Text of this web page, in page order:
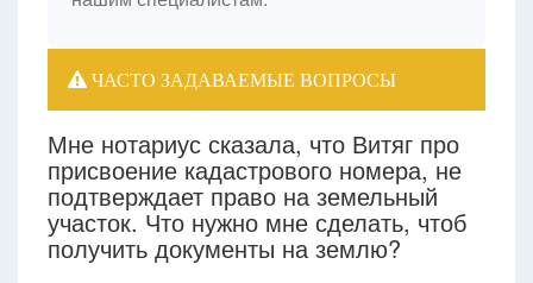
ЧАСТО ЗАДАВАЕМЫЕ ВОПРОСЫ
Мне нотариус сказала, что Витяг про
присвоение кадастрового номера, не
подтверждает право на земельный
участок. Что нужно мне сделать, чтоб
получить документы на землю?